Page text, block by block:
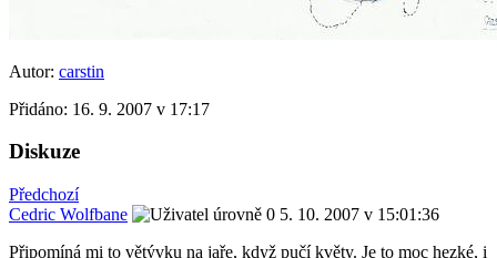
Autor: carstin
Přidáno: 16. 9. 2007 v 17:17
Diskuze
Předchozí
Cedric Wolfbane
5. 10. 2007 v 15:01:36
Připomíná mi to větývku na jaře, když pučí květy. Je to moc hezké, i